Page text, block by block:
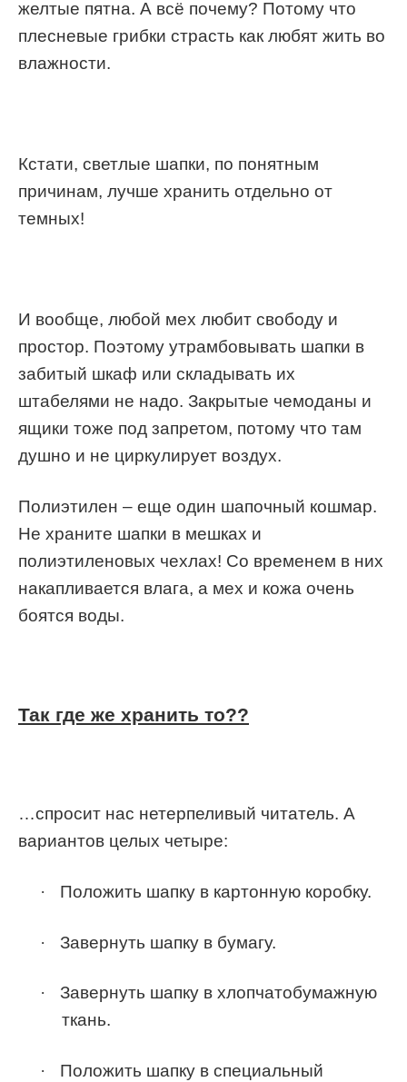
желтые пятна. А всё почему? Потому что
плесневые грибки страсть как любят жить во
влажности.
Кстати, светлые шапки, по понятным
причинам, лучше хранить отдельно от
темных!
И вообще, любой мех любит свободу и
простор. Поэтому утрамбовывать шапки в
забитый шкаф или складывать их
штабелями не надо. Закрытые чемоданы и
ящики тоже под запретом, потому что там
душно и не циркулирует воздух.
Полиэтилен – еще один шапочный кошмар.
Не храните шапки в мешках и
полиэтиленовых чехлах! Со временем в них
накапливается влага, а мех и кожа очень
боятся воды.
Так где же хранить то??
…спросит нас нетерпеливый читатель. А
вариантов целых четыре:
· Положить шапку в картонную коробку.
· Завернуть шапку в бумагу.
·
Завернуть шапку в хлопчатобумажную
ткань.
·
Положить шапку в специальный